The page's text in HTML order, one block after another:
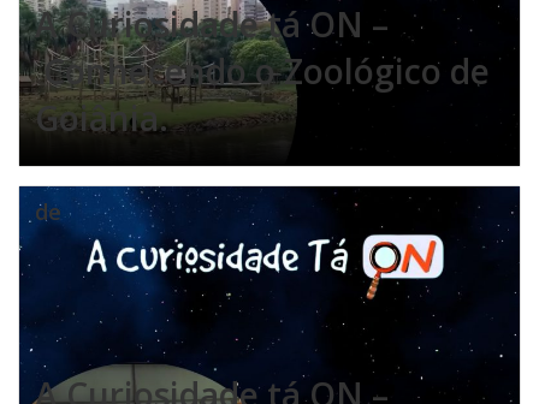
A Curiosidade tá ON –
Conhecendo o Zoológico de
Goiânia.
A Curiosidade tá ON –
de